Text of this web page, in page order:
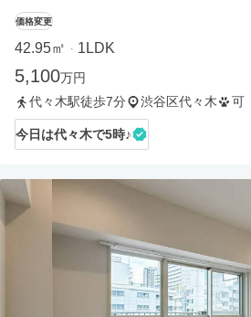
価格変更
42.95㎡ ・ 1LDK
5,100万円
代々木駅徒歩7分
渋谷区代々木 可
今日は代々木で5時♪